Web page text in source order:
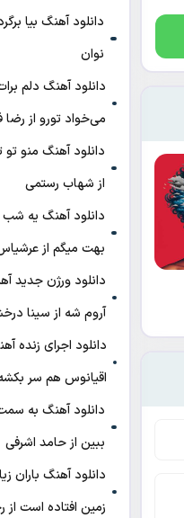
دانلود آهنگ بیا
نوان
دانلود آهنگ دلم
می‌خواد تورو از رضا
دانلود آهنگ منو
از شهاب رستمی
دانلود آهنگ ﻳﻪ
ﺑﻬﺖ میگم از
دانلود ورژن جدید
آروم شه از سینا
دانلود اجرای زنده
اقیانوس هم سر بکشه
دانلود آهنگ به
ببین از حامد اشرفی
دانلود آهنگ باران
زمین افتاده است